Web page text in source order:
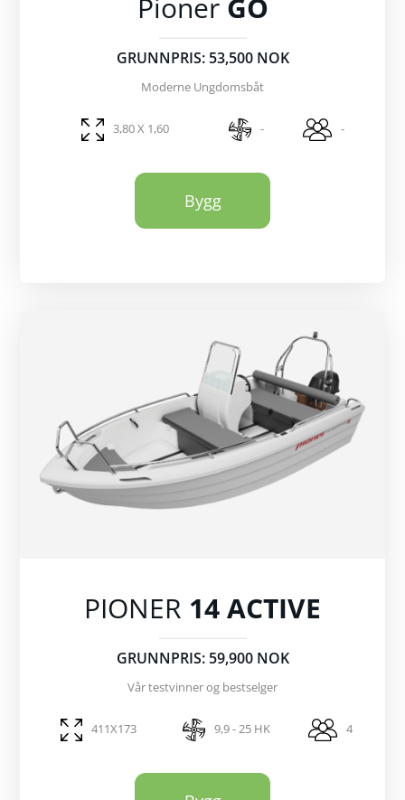
Pioner GO
GRUNNPRIS: 53,500 NOK
Moderne Ungdomsbåt
3,80 X 1,60 - -
Bygg
PIONER 14 ACTIVE
GRUNNPRIS: 59,900 NOK
Vår testvinner og bestselger
411X173 9,9 - 25 HK 4